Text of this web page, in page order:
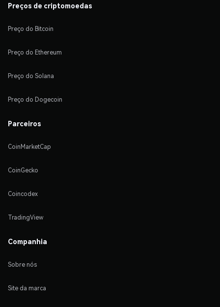
Preços de criptomoedas
Preço do Bitcoin
Preço do Ethereum
Preço do Solana
Preço do Dogecoin
Parceiros
CoinMarketCap
CoinGecko
Coincodex
TradingView
Companhia
Sobre nós
Site da marca